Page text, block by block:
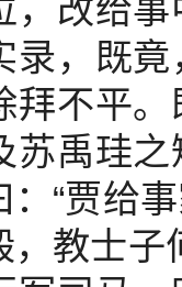
，改给
录，既
拜不平
苏禹珪
：“贾给
，教士子